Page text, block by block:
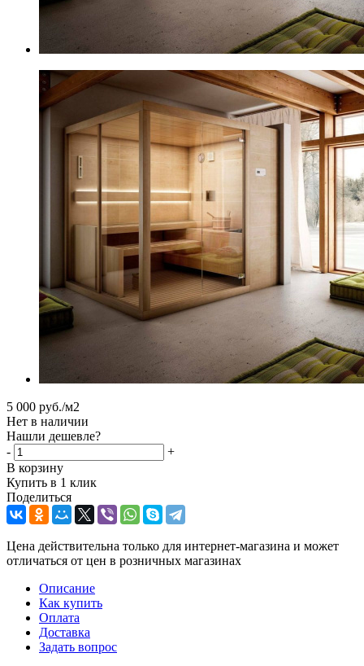
5 000 руб./м2
Нет в наличии
Нашли дешевле?
-
+
В корзину
Купить в 1 клик
Поделиться
Цена действительна только для интернет-магазина и может
отличаться от цен в розничных магазинах
Описание
Как купить
Оплата
Доставка
Задать вопрос